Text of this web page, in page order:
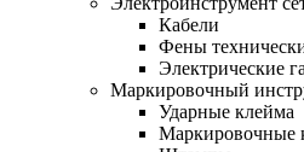
Кабели
Фены
Электрические
Маркировочный
Ударные клейма
Маркировочные